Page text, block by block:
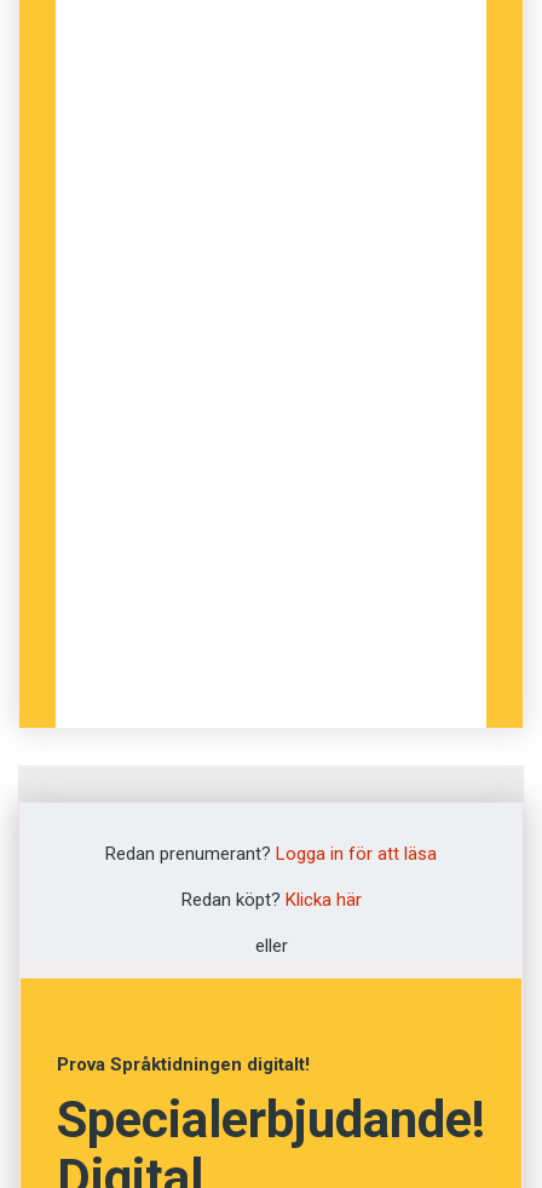
Korpulent
Anemisk
Fetlagd
Redan prenumerant? Logga in för att läsa
Redan köpt? Klicka här
eller
Prova Språktidningen digitalt!
Specialerbjudande!